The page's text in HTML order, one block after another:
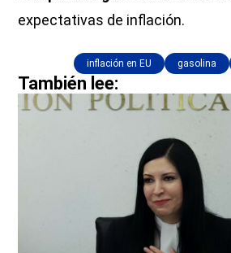
expectativas de inflación.
inflación en EU gasolina
También lee: